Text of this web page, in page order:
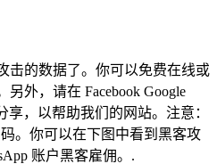
击的数据了。你可以免费在线或
外，请在 Facebook Google
享，以帮助我们的网站。注意：
。你可以在下图中看到黑客攻
账户黑客雇佣。.